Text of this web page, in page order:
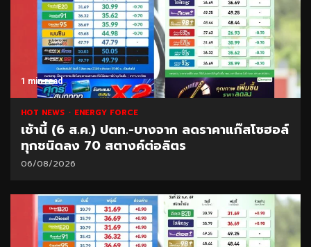
1 min read
HOT NEWS ENERGY FORCE
เช้านี้ (6 ส.ค.) ปตท.-บางจาก ลดราคาแก๊สโซฮอล์
ทุกชนิดลง 70 สตางค์ต่อลิตร
06/08/2026